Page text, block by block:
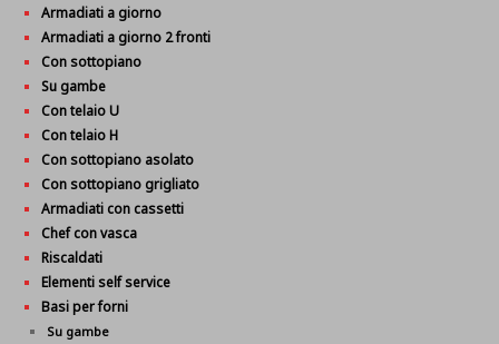
Armadiati a giorno
Armadiati a giorno 2 fronti
Con sottopiano
Su gambe
Con telaio U
Con telaio H
Con sottopiano asolato
Con sottopiano grigliato
Armadiati con cassetti
Chef con vasca
Riscaldati
Elementi self service
Basi per forni
Su gambe